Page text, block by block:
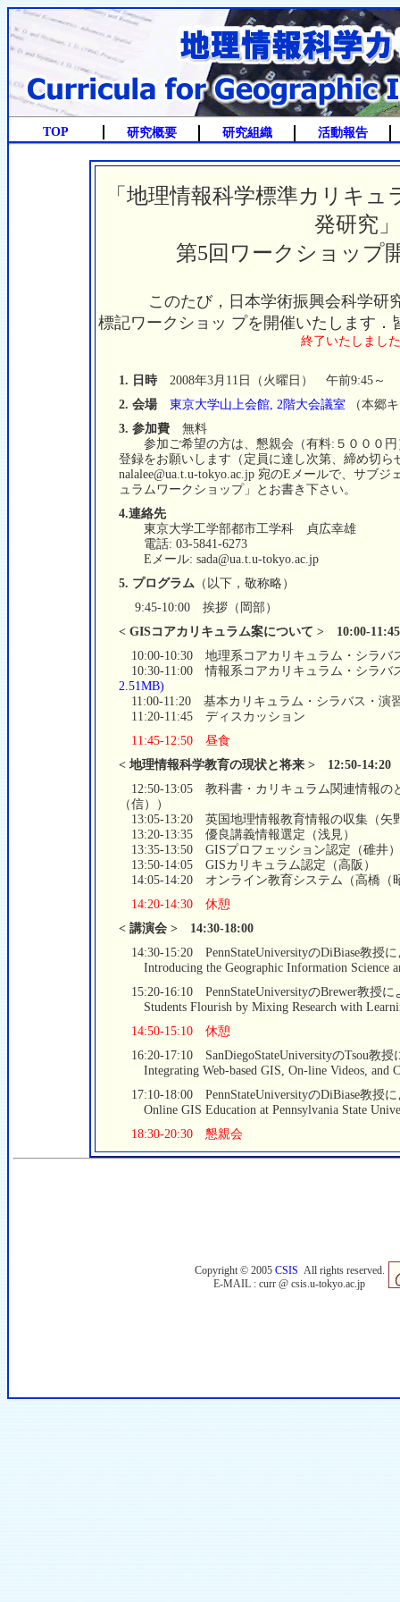
TOP 研究概要 研究組織 活動報告
「地理情報科学標準カリキ
発研究」
第5回ワークショップ
このたび，日本学術振興会科学研
標記ワークショッ プを開催いたします
終了いたしまし
1. 日時 2008年3月11日（火曜日） 午前9:45～
2. 会場
東京大学山上会館, 2階大会議室 （本郷
3. 参加費 無料
参加ご希望の方は、懇親会（有料:５０００円
登録をお願いします（定員に達し次第、締め切ら
nalalee@ua.t.u-tokyo.ac.jp 宛のEメールで、サブ
ュラムワークショップ」とお書き下さい。
4.連絡先
東京大学工学部都市工学科 貞広幸雄
電話: 03-5841-6273
Eメール: sada@ua.t.u-tokyo.ac.jp
5. プログラム （以下，敬称略）
9:45-10:00 挨拶（岡部）
< GISコアカリキュラム案について > 10:00-11:45
10:00-10:30 地理系コアカリキュラム・シラバ
10:30-11:00 情報系コアカリキュラム・シラ
2.51MB)
11:00-11:20 基本カリキュラム・シラバス・演
11:20-11:45 ディスカッション
11:45-12:50 昼食
< 地理情報科学教育の現状と将来 > 12:50-14:20
12:50-13:05 教科書・カリキュラム関連情報の
（信））
13:05-13:20 英国地理情報教育情報の収集（矢
13:20-13:35 優良講義情報選定（浅見）
13:35-13:50 GISプロフェッション認定（碓井）
13:50-14:05 GISカリキュラム認定（高阪）
14:05-14:20 オンライン教育システム（高橋（
14:20-14:30 休憩
< 講演会 > 14:30-18:00
14:30-15:20 PennStateUniversityのDiBiase教授
Introducing the Geographic Information Science
15:20-16:10 PennStateUniversityのBrewer教授に
Students Flourish by Mixing Research with
14:50-15:10 休憩
16:20-17:10 SanDiegoStateUniversityのTsou教授
Integrating Web-based GIS, On-line Videos, and
17:10-18:00 PennStateUniversityのDiBiase教授
Online GIS Education at Pennsylvania State
18:30-20:30 懇親会
Copyright © 2005 CSIS All rights reserved.
E-MAIL : curr @ csis.u-tokyo.ac.jp